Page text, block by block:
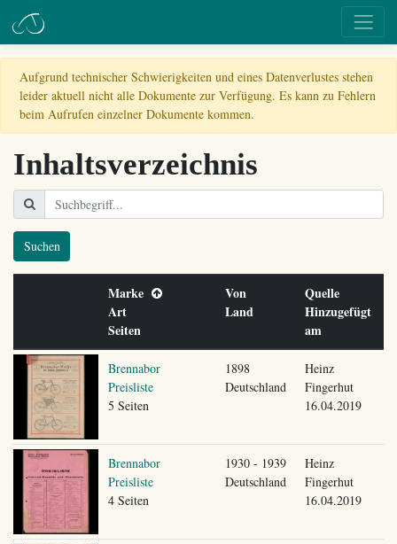
Aufgrund technischer Schwierigkeiten und eines Datenverlustes stehen
leider aktuell nicht alle Dokumente zur Verfügung. Es kann zu Fehlern
beim Aufrufen einzelner Dokumente kommen.
Inhaltsverzeichnis
Suchen
Marke
Art
Seiten
Von
Land
Quelle
Hinzugefügt
am
Brennabor
Preisliste
5 Seiten
1898
Deutschland
Heinz
Fingerhut
16.04.2019
Brennabor
Preisliste
4 Seiten
1930 - 1939
Deutschland
Heinz
Fingerhut
16.04.2019